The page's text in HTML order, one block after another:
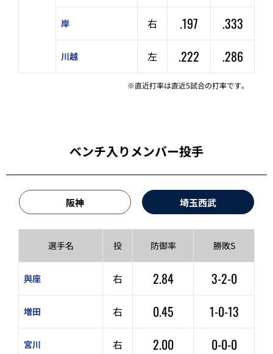
岸 右 .197 .333
川越 左 .222 .286
※直近打率は直近5試合の打率です。
ベンチ入りメンバー投手
阪神 埼玉西武
選手名 投 防御率 勝敗S
與座 右 2.84 3-2-0
増田 右 0.45 1-0-13
宮川 右 2.00 0-0-0